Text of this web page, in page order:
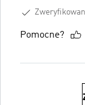
Pomocne?